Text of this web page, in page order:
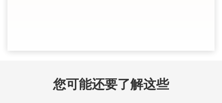
您可能还要了解这些